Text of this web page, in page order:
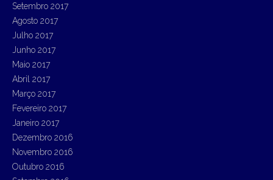
Setembro 2017
Agosto 2017
Julho 2017
Junho 2017
Maio 2017
Abril 2017
Março 2017
Fevereiro 2017
Janeiro 2017
Dezembro 2016
Novembro 2016
Outubro 2016